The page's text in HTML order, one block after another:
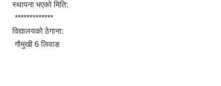
स्थापना भएको मिति:
*************
विद्यालयको ठेगाना:
गौमुखी 6 लिवाङ